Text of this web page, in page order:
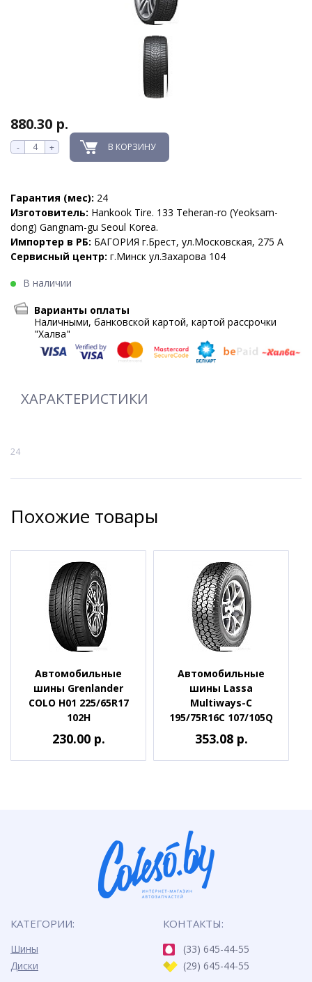
880.30 р.
- + В КОРЗИНУ
Гарантия (мес): 24
Изготовитель: Hankook Tire. 133 Teheran-ro (Yeoksam-
dong) Gangnam-gu Seoul Korea.
Импортер в РБ: БАГОРИЯ г.Брест, ул.Московская, 275 А
Сервисный центр: г.Минск ул.Захарова 104
В наличии
Варианты оплаты
Наличными, банковской картой, картой рассрочки
"Халва"
ХАРАКТЕРИСТИКИ
24
Похожие товары
Автомобильные
шины Grenlander
COLO H01 225/65R17
102H
230.00 р.
Автомобильные
шины Lassa
Multiways-C
195/75R16C 107/105Q
353.08 р.
КАТЕГОРИИ:
Шины
Диски
КОНТАКТЫ:
(33) 645-44-55
(29) 645-44-55